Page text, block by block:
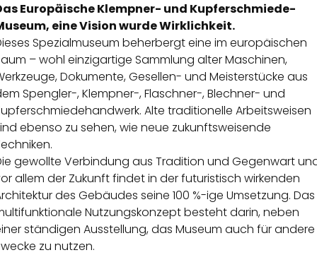
Europäische Klempner- und Kupferschmiede-
eine Vision wurde Wirklichkeit.
Spezialmuseum beherbergt eine im europäischen
– wohl einzigartige Sammlung alter Maschinen,
Dokumente, Gesellen- und Meisterstücke aus
Spengler-, Klempner-, Flaschner-, Blechner- und
Alte traditionelle Arbeitsweisen
ebenso zu sehen, wie neue zukunftsweisende
gewollte Verbindung aus Tradition und Gegenwart
allem der Zukunft findet in der futuristisch wirkenden
des Gebäudes seine 100 %-ige Umsetzung. Das
Nutzungskonzept besteht darin, neben
ständigen Ausstellung, das Museum auch für andere
zu nutzen.